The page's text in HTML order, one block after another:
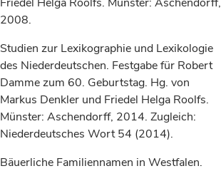
2008.
Studien zur Lexikographie und Lexikologie
des Niederdeutschen. Festgabe für Robert
Damme zum 60. Geburtstag. Hg. von
Markus Denkler und Friedel Helga Roolfs.
Münster: Aschendorff, 2014. Zugleich:
Niederdeutsches Wort 54 (2014).
Bäuerliche Familiennamen in Westfalen.